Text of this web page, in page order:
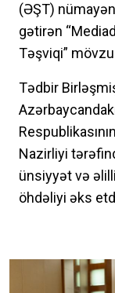
(ƏŞT)
gətirən
Təşviqi”
Tədbir
Nazirliyi
ünsiyyət və
öhdəliyi əks